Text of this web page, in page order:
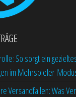
So sorgt ein
im Mehrspieler-
Versandfallen: Was